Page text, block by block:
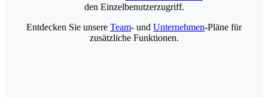
den Einzelbenutzerzugriff.
Entdecken Sie unsere Team- und Unternehmen-Pläne für
zusätzliche Funktionen.